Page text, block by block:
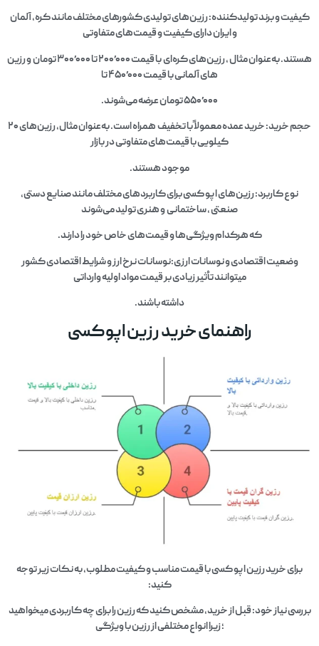
کیفیت و برند تولیدکننده: رزین‌های تولیدی کشورهای مختلف مانند کره، آلمان
و ایران دارای کیفیت و قیمت‌های متفاوتی
هستند. به‌عنوان مثال ، رزین‌های کره‌ای با قیمت ۲۰۰٬۰۰۰ تا ۳۰۰٬۰۰۰ تومان و رزین‌
های آلمانی با قیمت ۴۵۰٬۰۰۰ تا
۵۵۰٬۰۰۰ تومان عرضه می‌شوند.​
حجم خرید: خرید عمده معمولاً با تخفیف همراه است. به‌عنوان مثال، رزین‌های ۲۰
کیلویی با قیمت‌های متفاوتی در بازار
موجود هستند.​
نوع کاربرد: رزین‌های اپو کسی برای کاربردهای مختلف مانند صنایع دستی،
صنعتی ، ساختمانی و هنری تولید می‌شوند
که هرکدام ویژگی‌ها و قیمت‌های خاص خود را دارند.​
وضعیت اقتصادی و نوسانات ارزی:نوسانات نرخ ارز و شرایط اقتصادی کشور
میتوانند تأثیر زیادی بر قیمت مواد اولیه وارداتی
داشته باشند.​
راهنمای خرید رزین اپوکسی
برای خرید رزین اپو کسی با قیمت مناسب و کیفیت مطلوب، به نکات زیر توجه
کنید:
بررسی نیاز خود:قبل از خرید، مشخص کنید که رزین را برای چه کاربردی میخواهید
؛ زیرا انواع مختلفی از رزین با ویژگی‌